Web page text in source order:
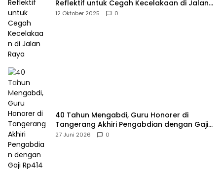
Reflektif untuk Cegah Kecelakaan di Jalan
Raya
12 Oktober 2025 0
40 Tahun Mengabdi, Guru Honorer di
Tangerang Akhiri Pengabdian dengan Gaji
Rp414 Ribu
27 Juni 2026 0